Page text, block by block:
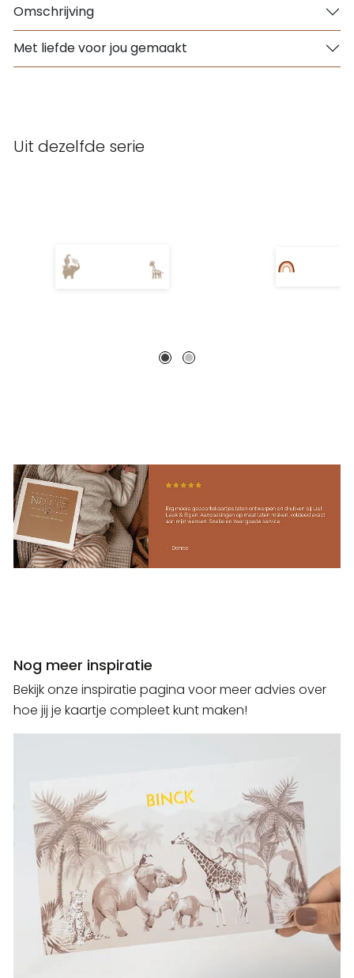
Omschrijving
Met liefde voor jou gemaakt
Uit dezelfde serie
Nog meer inspiratie
Bekijk onze inspiratie pagina voor meer advies over
hoe jij je kaartje compleet kunt maken!